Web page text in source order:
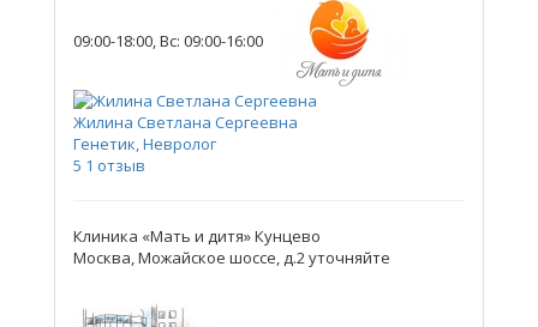
09:00-18:00, Вс: 09:00-16:00
Жилина Светлана Сергеевна
Генетик, Невролог
5 1 отзыв
Клиника «Мать и дитя» Кунцево
Москва, Можайское шоссе, д.2уточняйте